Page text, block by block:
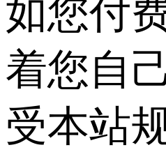
如您付
着您自
受本站